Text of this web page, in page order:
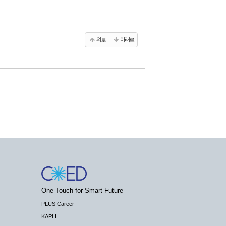
위로 아래로
One Touch for Smart Future
PLUS Career
KAPLI